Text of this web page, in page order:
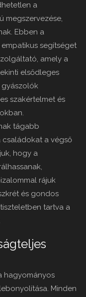
a
megszervezése,
Ebben a
segítséget
amely a
elsődleges
gyászolók
szakértelmet és
tágabb
családokat a végső
hogy a
rájuk
és gondos
tartva a
hagyományos
Minden